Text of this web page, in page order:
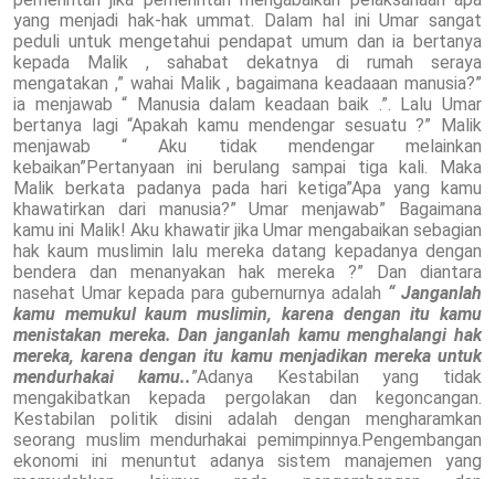
yang menjadi hak-hak ummat. Dalam hal ini Umar sangat
peduli untuk mengetahui pendapat umum dan ia bertanya
kepada Malik , sahabat dekatnya di rumah seraya
mengatakan ,” wahai Malik , bagaimana keadaaan manusia?”
ia menjawab “ Manusia dalam keadaan baik .”. Lalu Umar
bertanya lagi “Apakah kamu mendengar sesuatu ?” Malik
menjawab “ Aku tidak mendengar melainkan
kebaikan”Pertanyaan ini berulang sampai tiga kali. Maka
Malik berkata padanya pada hari ketiga”Apa yang kamu
khawatirkan dari manusia?” Umar menjawab” Bagaimana
kamu ini Malik! Aku khawatir jika Umar mengabaikan sebagian
hak kaum muslimin lalu mereka datang kepadanya dengan
bendera dan menanyakan hak mereka ?” Dan diantara
nasehat Umar kepada para gubernurnya adalah “ Janganlah
kamu memukul kaum muslimin, karena dengan itu kamu
menistakan mereka. Dan janganlah kamu menghalangi hak
mereka, karena dengan itu kamu menjadikan mereka untuk
mendurhakai kamu..”Adanya Kestabilan yang tidak
mengakibatkan kepada pergolakan dan kegoncangan.
Kestabilan politik disini adalah dengan mengharamkan
seorang muslim mendurhakai pemimpinnya.Pengembangan
ekonomi ini menuntut adanya sistem manajemen yang